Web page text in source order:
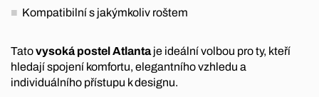
Kompatibilní s jakýmkoliv roštem
Tatovysoká postel Atlantaje ideální volbou pro ty, kteří
hledají spojení komfortu, elegantního vzhledu a
individuálního přístupu k designu.